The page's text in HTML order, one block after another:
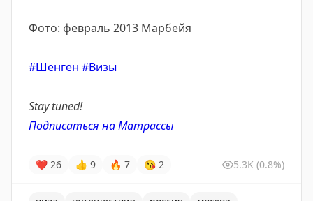
Фото: февраль 2013 Марбейя
#Шенген #Визы
Stay tuned!
Подписаться на Матрассы
❤ 26 👍 9 🔥 7 😘 2 5.3K (0.8%)